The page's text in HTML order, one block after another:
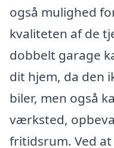
også mulighed
kvaliteten af de
dobbelt garage
dit hjem, da den
biler, men også
værksted,
fritidsrum. Ved